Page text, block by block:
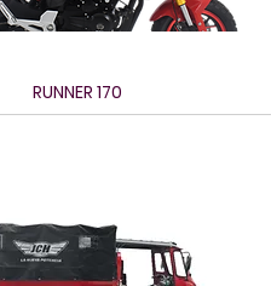
RUNNER 170